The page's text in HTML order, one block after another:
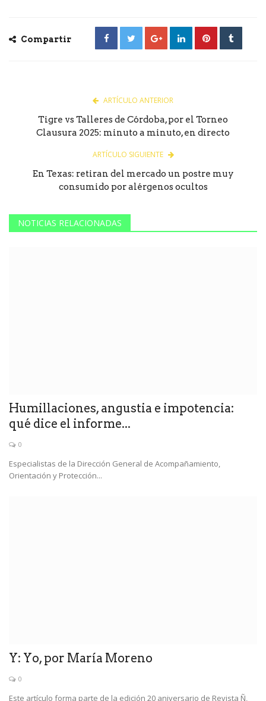
Compartir
ARTÍCULO ANTERIOR
Tigre vs Talleres de Córdoba, por el Torneo
Clausura 2025: minuto a minuto, en directo
ARTÍCULO SIGUIENTE
En Texas: retiran del mercado un postre muy
consumido por alérgenos ocultos
NOTICIAS RELACIONADAS
Humillaciones, angustia e impotencia:
qué dice el informe...
0
Especialistas de la Dirección General de Acompañamiento,
Orientación y Protección...
Y: Yo, por María Moreno
0
Este artículo forma parte de la edición 20 aniversario de Revista Ñ,